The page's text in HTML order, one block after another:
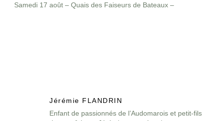
Samedi 17 août – Quais des Faiseurs de Bateaux –
Jérémie FLANDRIN
Enfant de passionnés de l’Audomarois et petit-fils